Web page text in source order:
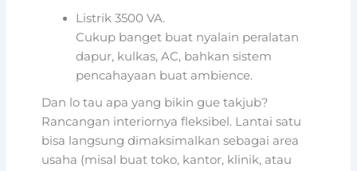
Listrik 3500 VA.
Cukup banget buat nyalain peralatan
dapur, kulkas, AC, bahkan sistem
pencahayaan buat ambience.
Dan lo tau apa yang bikin gue takjub?
Rancangan interiornya fleksibel. Lantai satu
bisa langsung dimaksimalkan sebagai area
usaha (misal buat toko, kantor, klinik, atau